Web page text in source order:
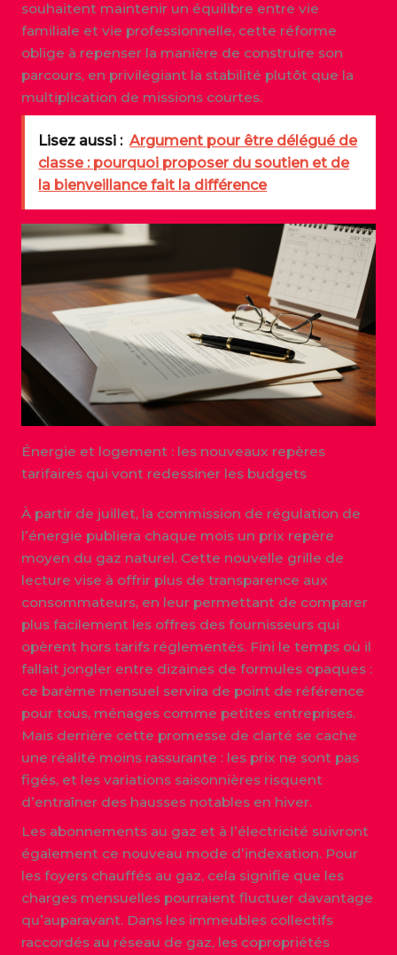
souhaitent maintenir un équilibre entre vie
familiale et vie professionnelle, cette réforme
oblige à repenser la manière de construire son
parcours, en privilégiant la stabilité plutôt que la
multiplication de missions courtes.
Lisez aussi : Argument pour être délégué de
classe : pourquoi proposer du soutien et de
la bienveillance fait la différence
Énergie et logement : les nouveaux repères
tarifaires qui vont redessiner les budgets
À partir de juillet, la commission de régulation de
l’énergie publiera chaque mois un prix repère
moyen du gaz naturel. Cette nouvelle grille de
lecture vise à offrir plus de transparence aux
consommateurs, en leur permettant de comparer
plus facilement les offres des fournisseurs qui
opèrent hors tarifs réglementés. Fini le temps où il
fallait jongler entre dizaines de formules opaques :
ce barème mensuel servira de point de référence
pour tous, ménages comme petites entreprises.
Mais derrière cette promesse de clarté se cache
une réalité moins rassurante : les prix ne sont pas
figés, et les variations saisonnières risquent
d’entraîner des hausses notables en hiver.
Les abonnements au gaz et à l’électricité suivront
également ce nouveau mode d’indexation. Pour
les foyers chauffés au gaz, cela signifie que les
charges mensuelles pourraient fluctuer davantage
qu’auparavant. Dans les immeubles collectifs
raccordés au réseau de gaz, les copropriétés